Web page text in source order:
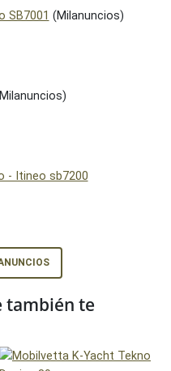
SB7001 (Milanuncios)
- Itineo sb7200
también te